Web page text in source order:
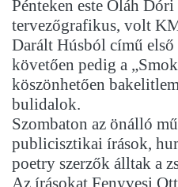
Pénteken este Oláh
tervezőgrafikus, volt
Darált Húsból című
követően pedig a
köszönhetően
bulidalok.
Szombaton az önálló
publicisztikai írások,
poetry szerzők álltak a
Az írásokat Fenyvesi